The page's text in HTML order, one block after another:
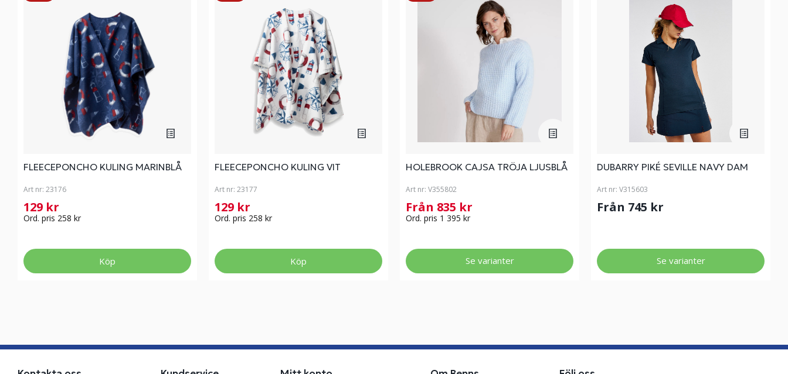
FLEECEPONCHO KULING MARINBLÅ
Art nr: 23176
129 kr
Ord. pris 258 kr
Köp
FLEECEPONCHO KULING VIT
Art nr: 23177
129 kr
Ord. pris 258 kr
Köp
HOLEBROOK CAJSA TRÖJA LJUSBLÅ
Art nr: V355802
Från 835 kr
Ord. pris 1 395 kr
Se varianter
DUBARRY PIKÉ SEVILLE NAVY DAM
Art nr: V315603
Från 745 kr
Se varianter